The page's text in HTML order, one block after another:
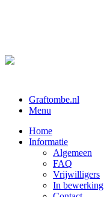
Graftombe.nl
Menu
Home
Informatie
Algemeen
FAQ
Vrijwilligers
In bewerking